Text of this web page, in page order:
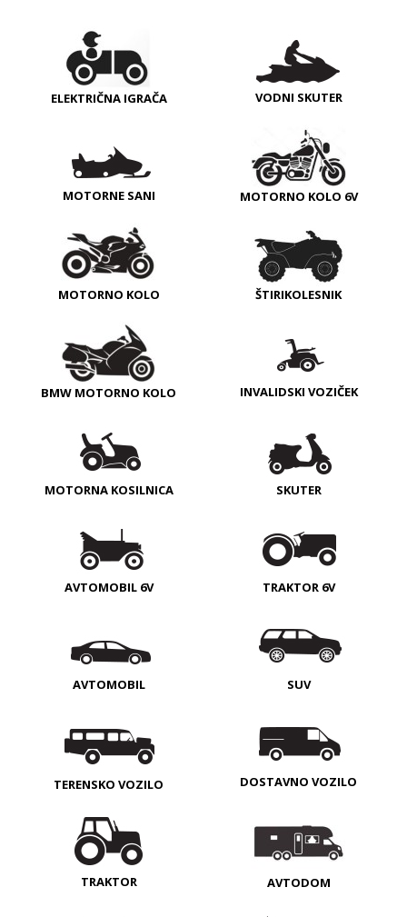
ELEKTRIČNA IGRAČA VODNI SKUTER
MOTORNE SANI MOTORNO KOLO 6V
MOTORNO KOLO ŠTIRIKOLESNIK
BMW MOTORNO KOLO INVALIDSKI VOZIČEK
MOTORNA KOSILNICA SKUTER
AVTOMOBIL 6V TRAKTOR 6V
AVTOMOBIL SUV
TERENSKO VOZILO DOSTAVNO VOZILO
TRAKTOR AVTODOM